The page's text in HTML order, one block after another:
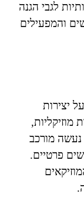
לגבי הגנה
והמפעילים
יצירות
מוזיקליות,
נעשה מורכב
פרטיים.